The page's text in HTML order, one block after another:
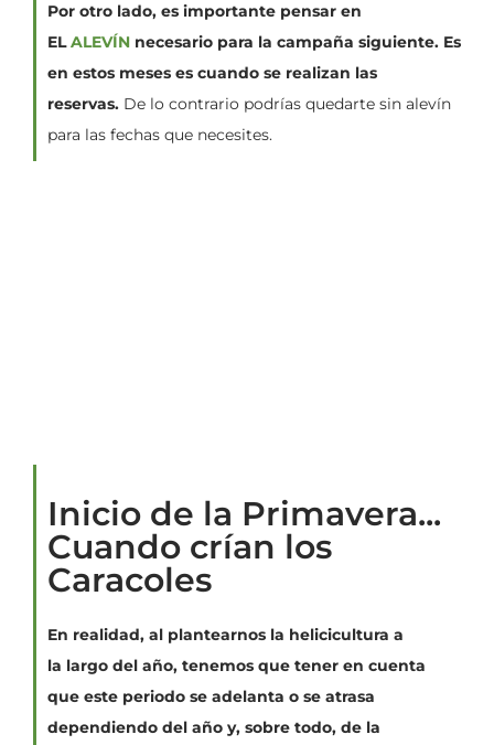
Por otro lado, es importante pensar en
ELALEVÍN necesario para la campaña siguiente. Es
en estos meses es cuando se realizan las
reservas. De lo contrario podrías quedarte sin alevín
para las fechas que necesites.
Inicio de la Primavera...
Cuando crían los
Caracoles
En realidad, al plantearnos la helicicultura a
la largo del año, tenemos que tener en cuenta
que este periodo se adelanta o se atrasa
dependiendo del año y, sobre todo, de la